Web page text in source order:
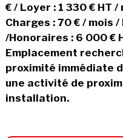
€ / Loyer : 1 330 € HT
Charges : 70 € / mois
/Honoraires : 6 000 €
Emplacement
proximité immédiate
une activité de
installation.